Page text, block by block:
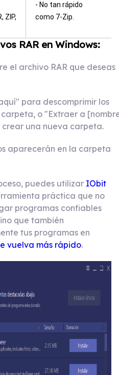
ZIP,
- No tan rápido
como 7-Zip.
RAR en Windows:
el archivo RAR que deseas
para descomprimir los
o "Extraer a
una nueva carpeta.
aparecerán en la carpeta
puedes utilizar IObit
práctica que no
programas confiables
que también
tus programas en
vuelva más rápido.